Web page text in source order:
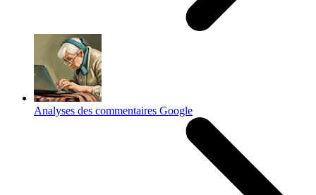
Analyses des commentaires Google